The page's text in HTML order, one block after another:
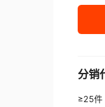
分销
≥25件